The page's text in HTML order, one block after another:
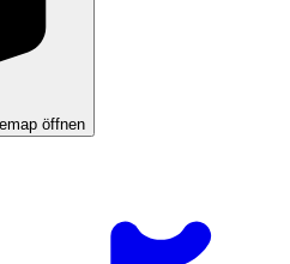
öffnen